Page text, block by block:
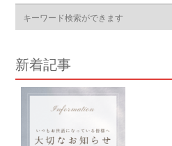
新着記事